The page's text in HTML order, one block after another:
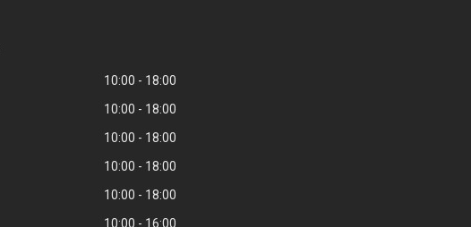
10:00
18:00
10:00
18:00
10:00
18:00
10:00
18:00
10:00
18:00
10:00
16:00